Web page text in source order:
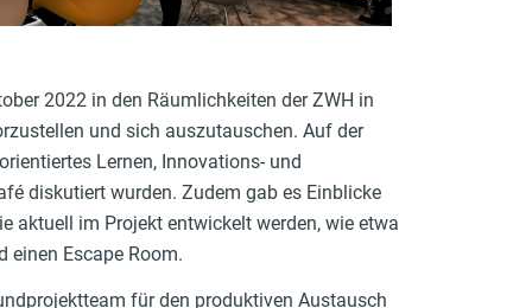
2022 in den Räumlichkeiten der ZWH in
und sich auszutauschen. Auf der
Lernen, Innovations- und
diskutiert wurden. Zudem gab es Einblicke
aktuell im Projekt entwickelt werden, wie etwa
einen Escape Room.
für den produktiven Austausch